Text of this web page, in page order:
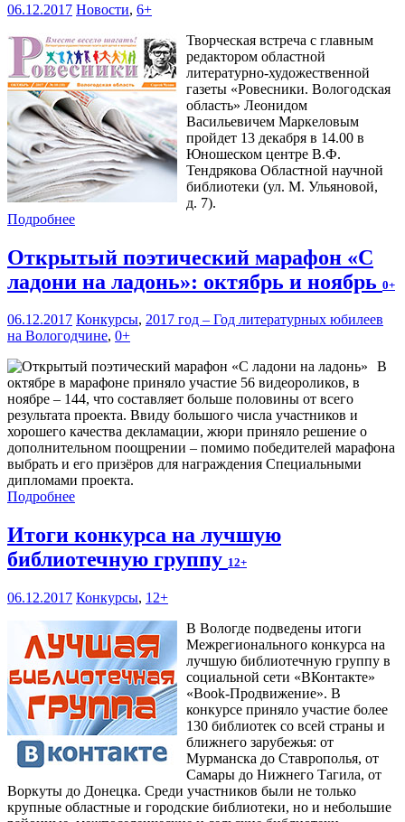
06.12.2017 Новости, 6+
Творческая встреча с главным
редактором областной
литературно-художественной
газеты «Ровесники. Вологодская
область» Леонидом
Васильевичем Маркеловым
пройдет 13 декабря в 14.00 в
Юношеском центре В.Ф.
Тендрякова Областной научной
библиотеки (ул. М. Ульяновой,
д. 7).
Подробнее
Открытый поэтический марафон «С
ладони на ладонь»: октябрь и ноябрь 0+
06.12.2017 Конкурсы, 2017 год – Год литературных юбилеев
на Вологодчине, 0+
В
октябре в марафоне приняло участие 56 видеороликов, в
ноябре – 144, что составляет больше половины от всего
результата проекта. Ввиду большого числа участников и
хорошего качества декламации, жюри приняло решение о
дополнительном поощрении – помимо победителей марафона
выбрать и его призёров для награждения Специальными
дипломами проекта.
Подробнее
Итоги конкурса на лучшую
библиотечную группу 12+
06.12.2017 Конкурсы, 12+
В Вологде подведены итоги
Межрегионального конкурса на
лучшую библиотечную группу в
социальной сети «ВКонтакте»
«Book-Продвижение». В
конкурсе приняло участие более
130 библиотек со всей страны и
ближнего зарубежья: от
Мурманска до Ставрополья, от
Самары до Нижнего Тагила, от
Воркуты до Донецка. Среди участников были не только
крупные областные и городские библиотеки, но и небольшие